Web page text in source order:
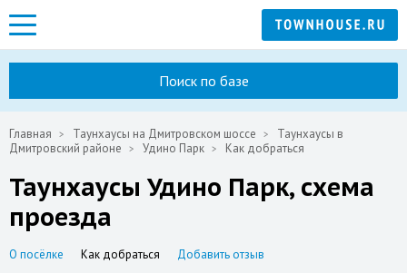
Поиск по базе
Главная Таунхаусы на Дмитровском шоссе
Таунхаусы в
Дмитровский районе
Удино Парк Как добраться
Таунхаусы Удино Парк, схема
проезда
О посёлке Как добраться Добавить отзыв